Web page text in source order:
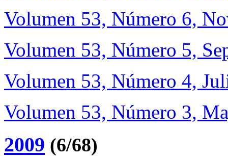
Volumen 53, Número 6,
Volumen 53, Número 5,
Volumen 53, Número 4,
Volumen 53, Número 3,
2009 (6/68)